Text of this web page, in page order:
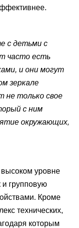
с детьми с
часто есть
и они могут
зеркале
не только свое
с ним
окружающих,
уровне
и групповую
Кроме
технических,
которым